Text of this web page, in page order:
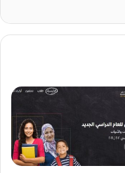
للمدارس بتحصيل
الأعباء عن كاهل
أكثر من طفل في